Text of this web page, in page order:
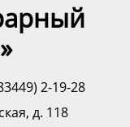
2-19-28
д. 118